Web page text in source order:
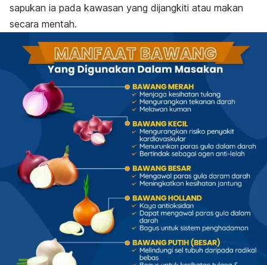
sapukan ia pada kawasan yang dijangkiti atau makan
secara mentah.